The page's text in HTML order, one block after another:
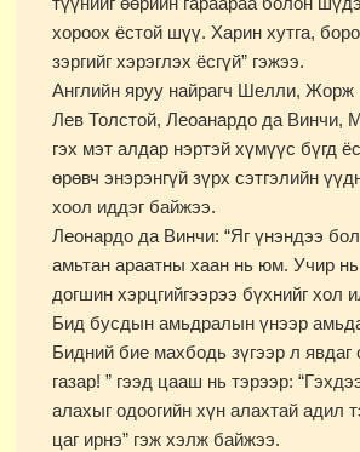
хороох ёстой шүү. Харин хутга,
зэргийг хэрэглэх ёсгүй” гэжээ.
Английн яруу найрагч Шелли,
Лев Толстой, Леоанардо да Винчи,
гэх мэт алдар нэртэй хүмүүс бүгд
өрөвч энэрэнгүй зүрх сэтгэлийн
хоол иддэг байжээ.
Леонардо да Винчи: “Яг үнэндээ бол
амьтан араатны хаан нь юм. Учир
догшин хэрцгийгээрээ бүхнийг хол
Бид бусдын амьдралын үнээр
Бидний бие махбодь зүгээр л
газар! ” гээд цааш нь тэрээр:
алахыг одоогийн хүн алахтай адил
цаг ирнэ” гэж хэлж байжээ.